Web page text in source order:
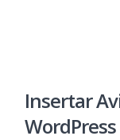
Insertar
WordPress